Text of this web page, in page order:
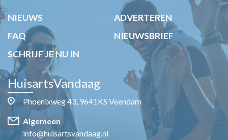
NIEUWS
ADVERTEREN
FAQ
NIEUWSBRIEF
SCHRIJF JE NU IN
HuisartsVandaag
Phoenixweg 43, 9641KS Veendam
Algemeen
info@huisartsvandaag.nl